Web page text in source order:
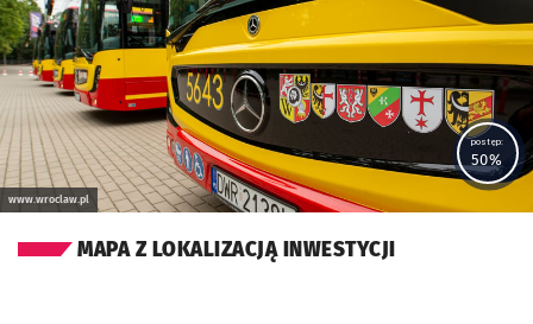
www.wroclaw.pl
postęp:
50%
MAPA Z LOKALIZACJĄ INWESTYCJI